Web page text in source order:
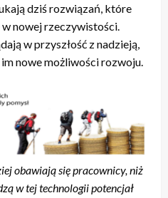
dziś rozwiązań, które
nowej rzeczywistości.
w przyszłość z nadzieją,
nowe możliwości rozwoju.
obawiają się pracownicy, niż
w tej technologii potencjał